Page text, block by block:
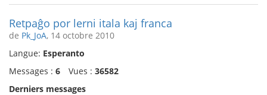
Retpaĝo por lerni itala kaj franca
de Pk_JoA, 14 octobre 2010
Langue: Esperanto
Messages : 6 Vues : 36582
Derniers messages